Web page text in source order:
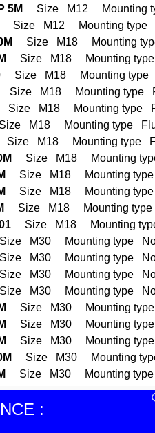
5M
Size M12 Mounting
Size M12 Mounting type
Size M18 Mounting
Size M18 Mounting type
Size M18 Mounting type
Size M18 Mounting type
Size M18 Mounting type
M18 Mounting type
M18 Mounting type
Size M18 Mounting
Size M18 Mounting
Size M18 Mounting
Size M18 Mounting
Size M18 Mounting
M30 Mounting type
M30 Mounting type
M30 Mounting type
M30 Mounting type
Size M30 Mounting type
Size M30 Mounting
Size M30 Mounting
Size M30 Mounting
Size M30 Mounting type
: